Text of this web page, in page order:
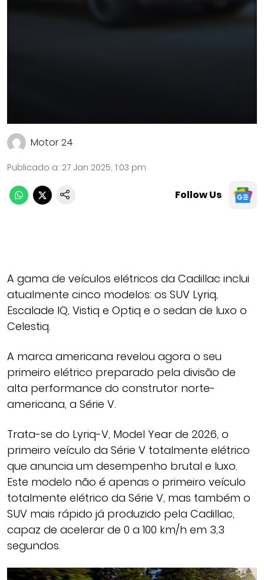
Motor 24
Publicado a: 27 Jan 2025, 1:03 pm
Follow Us
A gama de veículos elétricos da Cadillac inclui
atualmente cinco modelos: os SUV Lyriq,
Escalade IQ, Vistiq e Optiq e o sedan de luxo o
Celestiq.
A marca americana revelou agora o seu
primeiro elétrico preparado pela divisão de
alta performance do construtor norte-
americana, a Série V.
Trata-se do Lyriq-V, Model Year de 2026, o
primeiro veículo da Série V totalmente elétrico
que anuncia um desempenho brutal e luxo.
Este modelo não é apenas o primeiro veículo
totalmente elétrico da Série V, mas também o
SUV mais rápido já produzido pela Cadillac,
capaz de acelerar de 0 a 100 km/h em 3,3
segundos.